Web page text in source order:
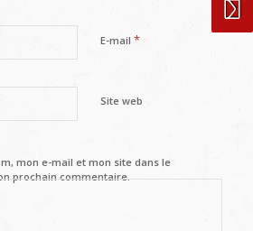
E-mail *
Site web
mon e-mail et mon site dans le
prochain commentaire.